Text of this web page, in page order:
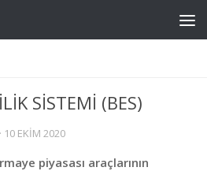
SİSTEMİ (BES)
· 10 EKIM 2020
piyasası araçlarının